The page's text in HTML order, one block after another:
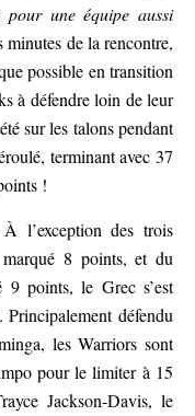
pour une équipe aussi
minutes de la rencontre,
possible en transition
à défendre loin de leur
sur les talons pendant
terminant avec 37
!
À l’exception des trois
8 points, et du
points, le Grec s’est
Principalement défendu
les Warriors sont
pour le limiter à 15
Jackson-Davis, le